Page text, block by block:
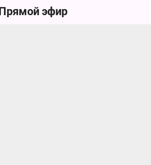
на светящемся столе
на экран, а Вы… Вы
музыка (Мария Лысенко,
подойдет как для
тоже хочется праздника и
не больше 60 минут
эфир